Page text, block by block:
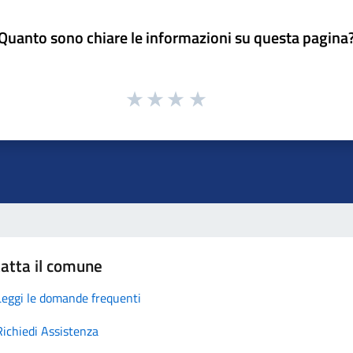
sono chiare le informazioni su questa
il comune
le domande frequenti
Assistenza